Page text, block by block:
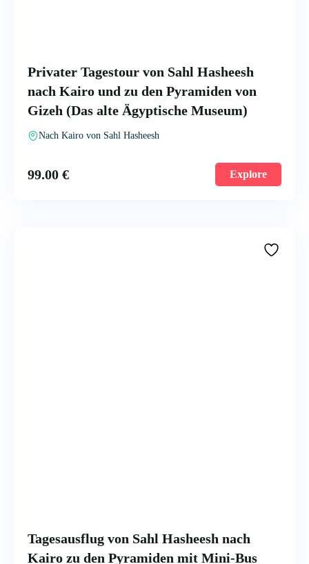
Privater Tagestour von Sahl Hasheesh
nach Kairo und zu den Pyramiden von
Gizeh (Das alte Ägyptische Museum)
Nach Kairo von Sahl Hasheesh
99.00 € Explore
Tagesausflug von Sahl Hasheesh nach
Kairo zu den Pyramiden mit Mini-Bus